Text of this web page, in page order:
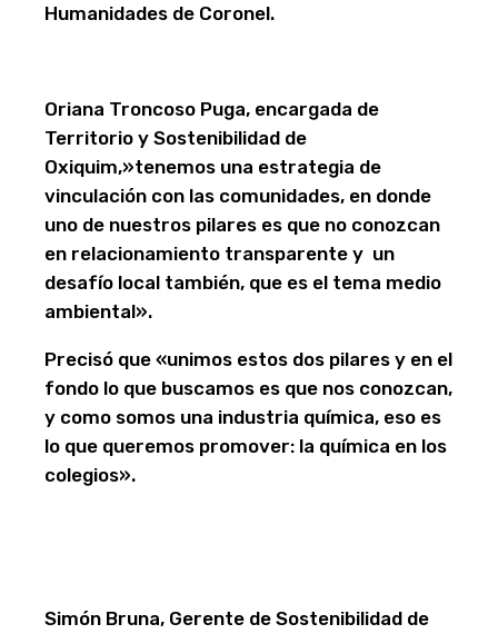
Humanidades de Coronel.
Oriana Troncoso Puga, encargada de
Territorio y Sostenibilidad de
Oxiquim,»tenemos una estrategia de
vinculación con las comunidades, en donde
uno de nuestros pilares es que no conozcan
en relacionamiento transparente y un
desafío local también, que es el tema medio
ambiental».
Precisó que «unimos estos dos pilares y en el
fondo lo que buscamos es que nos conozcan,
y como somos una industria química, eso es
lo que queremos promover: la química en los
colegios».
Simón Bruna, Gerente de Sostenibilidad de